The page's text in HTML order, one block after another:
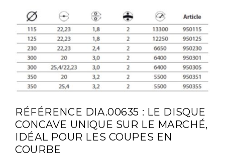
RÉFÉRENCE DIA.00635 : LE DISQUE
CONCAVE UNIQUE SUR LE MARCHÉ,
IDÉAL POUR LES COUPES EN
COURBE